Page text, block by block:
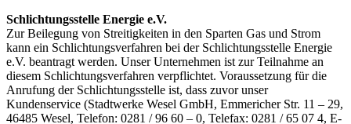
Schlichtungsstelle Energie e.V.
Zur Beilegung von Streitigkeiten in den Sparten Gas und Strom
kann ein Schlichtungsverfahren bei der Schlichtungsstelle Energie
e.V. beantragt werden. Unser Unternehmen ist zur Teilnahme an
diesem Schlichtungsverfahren verpflichtet. Voraussetzung für die
Anrufung der Schlichtungsstelle ist, dass zuvor unser
Kundenservice (Stadtwerke Wesel GmbH, Emmericher Str. 11 – 29,
46485 Wesel, Telefon: 0281 / 96 60 – 0, Telefax: 0281 / 65 07 4, E-